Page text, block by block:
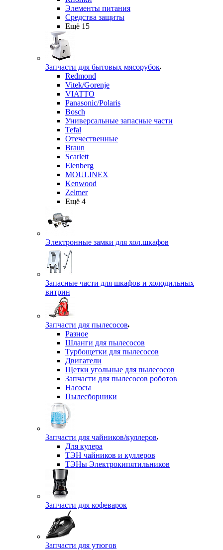
Элементы питания
Средства защиты
Ещё 15
Запчасти для бытовых мясорубок
Redmond
Vitek/Gorenje
VIATTO
Panasonic/Polaris
Bosch
Универсальные запасные части
Tefal
Отечественные
Braun
Scarlett
Elenberg
MOULINEX
Kenwood
Zelmer
Ещё 4
Электронные замки для хол.шкафов
Запасные части для шкафов и холодильных
витрин
Запчасти для пылесосов
Разное
Шланги для пылесосов
Турбощетки для пылесосов
Двигатели
Щетки угольные для пылесосов
Запчасти для пылесосов роботов
Насосы
Пылесборники
Запчасти для чайников/куллеров
Для кулера
ТЭН чайников и куллеров
ТЭНы Электрокипятильников
Запчасти для кофеварок
Запчасти для утюгов